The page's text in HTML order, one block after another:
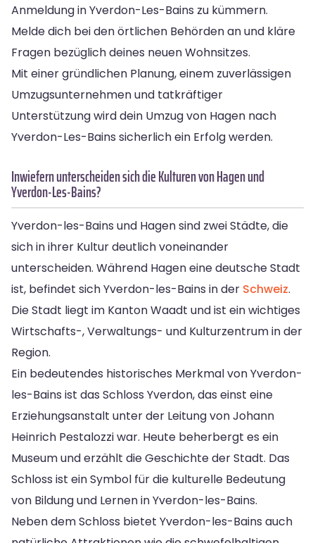
Anmeldung in Yverdon-Les-Bains zu kümmern.
Melde dich bei den örtlichen Behörden an und kläre
Fragen bezüglich deines neuen Wohnsitzes.
Mit einer gründlichen Planung, einem zuverlässigen
Umzugsunternehmen und tatkräftiger
Unterstützung wird dein Umzug von Hagen nach
Yverdon-Les-Bains sicherlich ein Erfolg werden.
Inwiefern unterscheiden sich die Kulturen von Hagen und
Yverdon-Les-Bains?
Yverdon-les-Bains und Hagen sind zwei Städte, die
sich in ihrer Kultur deutlich voneinander
unterscheiden. Während Hagen eine deutsche Stadt
ist, befindet sich Yverdon-les-Bains in der Schweiz.
Die Stadt liegt im Kanton Waadt und ist ein wichtiges
Wirtschafts-, Verwaltungs- und Kulturzentrum in der
Region.
Ein bedeutendes historisches Merkmal von Yverdon-
les-Bains ist das Schloss Yverdon, das einst eine
Erziehungsanstalt unter der Leitung von Johann
Heinrich Pestalozzi war. Heute beherbergt es ein
Museum und erzählt die Geschichte der Stadt. Das
Schloss ist ein Symbol für die kulturelle Bedeutung
von Bildung und Lernen in Yverdon-les-Bains.
Neben dem Schloss bietet Yverdon-les-Bains auch